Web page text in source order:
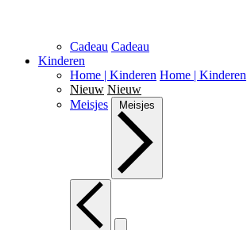
Cadeau Cadeau
Kinderen
Home | Kinderen Home | Kinderen
Nieuw Nieuw
Meisjes
Meisjes